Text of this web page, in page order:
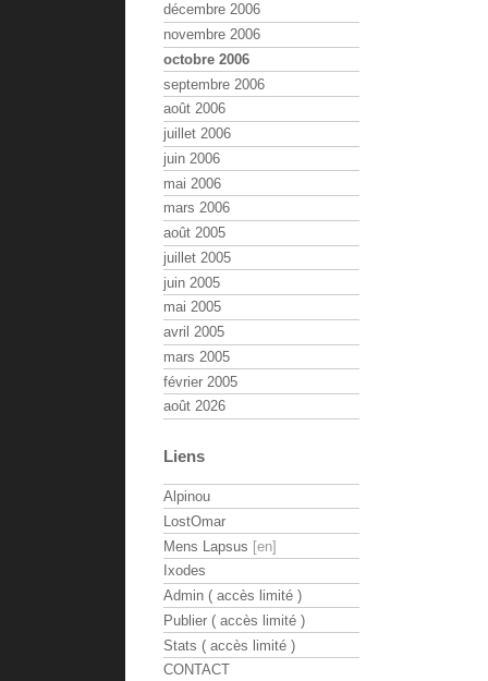
décembre 2006
novembre 2006
octobre 2006
septembre 2006
août 2006
juillet 2006
juin 2006
mai 2006
mars 2006
août 2005
juillet 2005
juin 2005
mai 2005
avril 2005
mars 2005
février 2005
août 2026
Liens
Alpinou
LostOmar
Mens Lapsus
Ixodes
Admin ( accès limité )
Publier ( accès limité )
Stats ( accès limité )
CONTACT